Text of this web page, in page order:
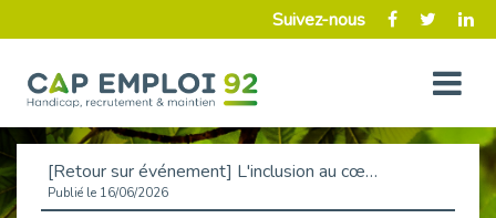
Suivez-nous
[Retour sur événement] L'inclusion au cœur de la Place de l'Emploi à La Défense !
Publié le 16/06/2026